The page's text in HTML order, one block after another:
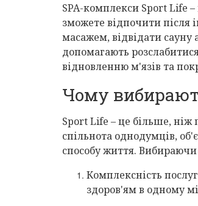
SPA-комплекси Sport Life
зможете відпочити після
масажем, відвідати
допомагають
відновленню м'язів та
Чому
Sport Life – це більше, ніж
спільнота однодумців,
способу життя.
Комплексність
здоров'ям в одному